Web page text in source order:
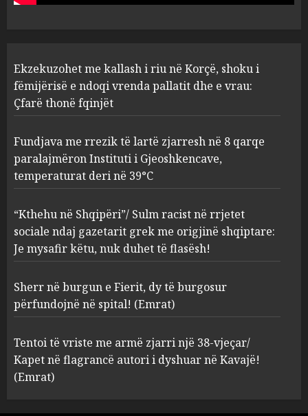
1 AUGUST 8, 2026
2
zjarresh në 8 qarqe
paralajmëron Instituti i
deri në 39°C
“Kthehu në Shqipëri”/ Sulm
racist në rrjetet sociale ndaj
gazetarit grek me origjinë
shqiptare: Je mysafir këtu,
nuk duhet të flasësh!
AUGUST 8, 2026
burgosur përfundojnë në
spital! (Emrat)
AUGUST 8, 2026
Ekzekuzohet me kallash i riu në Korçë, shoku i
fëmijërisë e ndoqi vrenda pallatit dhe e vrau:
Çfarë thonë fqinjët
Fundjava me rrezik të lartë zjarresh në 8 qarqe
paralajmëron Instituti i Gjeoshkencave,
temperaturat deri në 39°C
“Kthehu në Shqipëri”/ Sulm racist në rrjetet
sociale ndaj gazetarit grek me origjinë shqiptare:
Je mysafir këtu, nuk duhet të flasësh!
Sherr në burgun e Fierit, dy të burgosur
përfundojnë në spital! (Emrat)
Tentoi të vriste me armë zjarri një 38-vjeçar/
Kapet në flagrancë autori i dyshuar në Kavajë!
(Emrat)